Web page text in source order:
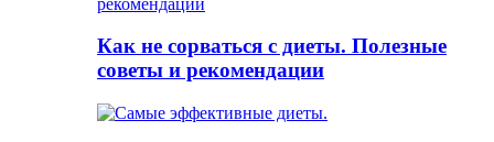
Как не сорваться с диеты. Полезные
советы и рекомендации